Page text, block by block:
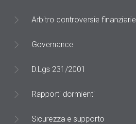
Arbitro controversie finanziarie
Governance
D.Lgs 231/2001
Rapporti dormienti
Sicurezza e supporto